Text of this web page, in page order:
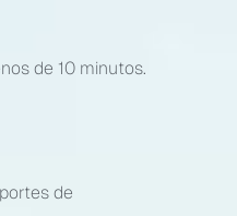
de 10 minutos.
de